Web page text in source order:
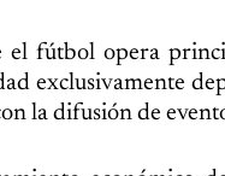
el fútbol opera
exclusivamente
la difusión de